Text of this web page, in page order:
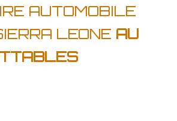
AUTOMOBILE
LEONE AU